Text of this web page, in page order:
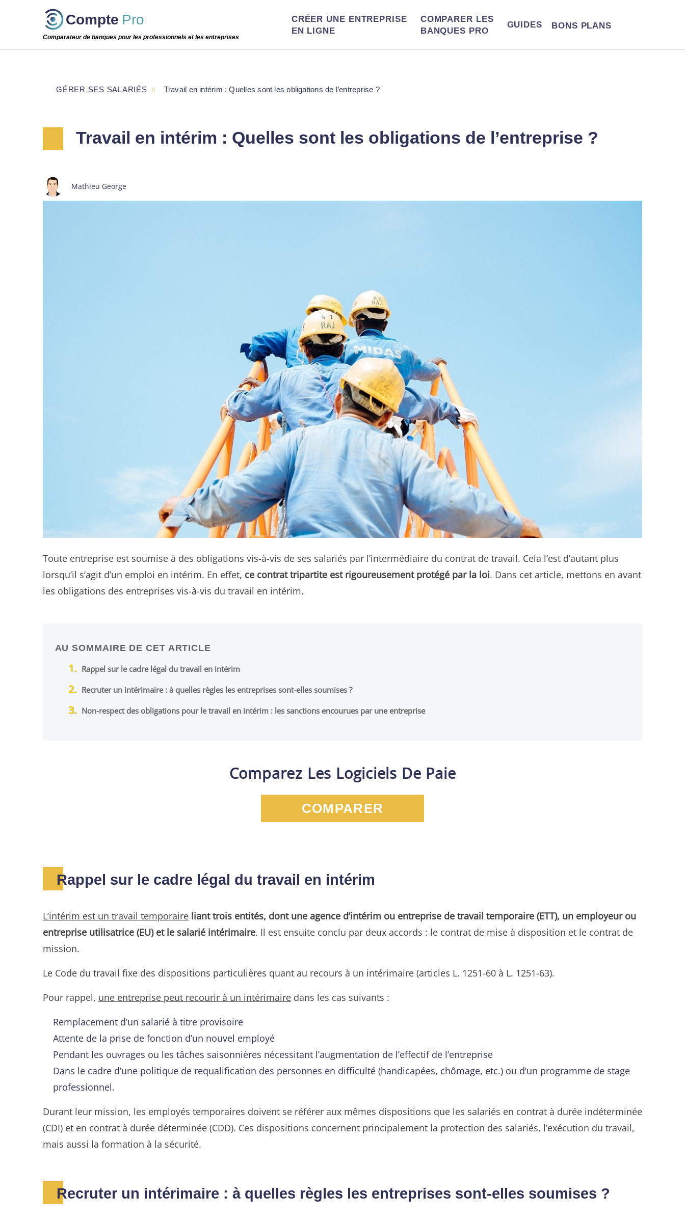
Compte Pro
Comparateur de banques pour les professionnels et les entreprises
CRÉER UNE ENTREPRISE
EN LIGNE
COMPARER LES
BANQUES PRO
GUIDES BONS PLANS
Travail en intérim : Quelles sont les obligations de l’entreprise ?
Mathieu George
Toute entreprise est soumise à des obligations vis-à-vis de ses salariés par l’intermédiaire du contrat de travail. Cela l’est d’autant plus
lorsqu’il s’agit d’un emploi en intérim. En effet, ce contrat tripartite est rigoureusement protégé par la loi. Dans cet article, mettons en avant
les obligations des entreprises vis-à-vis du travail en intérim.
AU SOMMAIRE DE CET ARTICLE
Rappel sur le cadre légal du travail en intérim
Recruter un intérimaire : à quelles règles les entreprises sont-elles soumises ?
Non-respect des obligations pour le travail en intérim : les sanctions encourues par une entreprise
Comparez Les Logiciels De Paie
COMPARER
Rappel sur le cadre légal du travail en intérim
L’intérim est un travail temporaire liant trois entités, dont une agence d’intérim ou entreprise de travail temporaire (ETT), un employeur ou
entreprise utilisatrice (EU) et le salarié intérimaire. Il est ensuite conclu par deux accords : le contrat de mise à disposition et le contrat de
mission.
Le Code du travail fixe des dispositions particulières quant au recours à un intérimaire (articles L. 1251-60 à L. 1251-63).
Pour rappel, une entreprise peut recourir à un intérimaire dans les cas suivants :
Remplacement d’un salarié à titre provisoire
Attente de la prise de fonction d’un nouvel employé
Pendant les ouvrages ou les tâches saisonnières nécessitant l’augmentation de l’effectif de l’entreprise
Dans le cadre d’une politique de requalification des personnes en difficulté (handicapées, chômage, etc.) ou d’un programme de stage
professionnel.
Durant leur mission, les employés temporaires doivent se référer aux mêmes dispositions que les salariés en contrat à durée indéterminée
(CDI) et en contrat à durée déterminée (CDD). Ces dispositions concernent principalement la protection des salariés, l’exécution du travail,
mais aussi la formation à la sécurité.
Recruter un intérimaire : à quelles règles les entreprises sont-elles soumises ?
GÉRER SES SALARIÉS Travail en intérim : Quelles sont les obligations de l’entreprise ?